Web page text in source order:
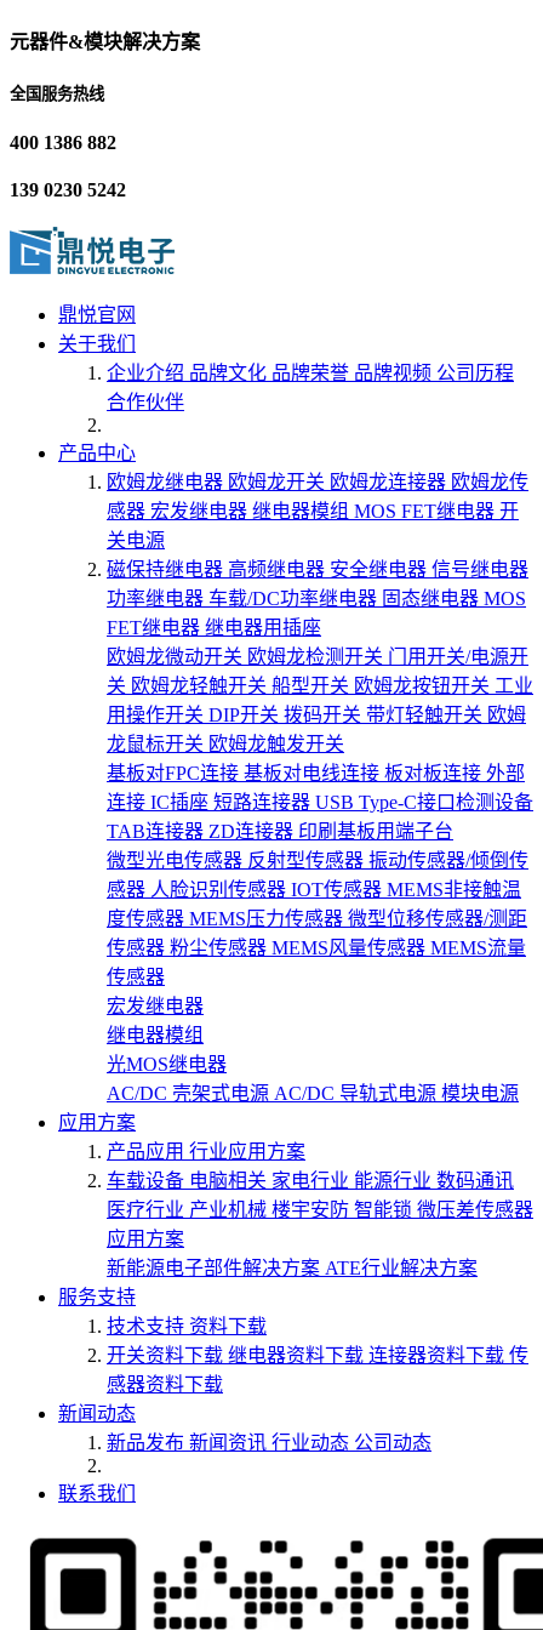
元器件&模块解决方案
全国服务热线
400 1386 882
139 0230 5242
鼎悦官网
关于我们
企业介绍 品牌文化 品牌荣誉 品牌视频 公司历程
合作伙伴
产品中心
欧姆龙继电器 欧姆龙开关 欧姆龙连接器 欧姆龙传
感器 宏发继电器 继电器模组 MOS FET继电器 开
关电源
磁保持继电器 高频继电器 安全继电器 信号继电器
功率继电器 车载/DC功率继电器 固态继电器 MOS
FET继电器 继电器用插座
欧姆龙微动开关 欧姆龙检测开关 门用开关/电源开
关 欧姆龙轻触开关 船型开关 欧姆龙按钮开关 工业
用操作开关 DIP开关 拨码开关 带灯轻触开关 欧姆
龙鼠标开关 欧姆龙触发开关
基板对FPC连接 基板对电线连接 板对板连接 外部
连接 IC插座 短路连接器 USB Type-C接口检测设备
TAB连接器 ZD连接器 印刷基板用端子台
微型光电传感器 反射型传感器 振动传感器/倾倒传
感器 人脸识别传感器 IOT传感器 MEMS非接触温
度传感器 MEMS压力传感器 微型位移传感器/测距
传感器 粉尘传感器 MEMS风量传感器 MEMS流量
传感器
宏发继电器
继电器模组
光MOS继电器
AC/DC 壳架式电源 AC/DC 导轨式电源 模块电源
应用方案
产品应用 行业应用方案
车载设备 电脑相关 家电行业 能源行业 数码通讯
医疗行业 产业机械 楼宇安防 智能锁 微压差传感器
应用方案
新能源电子部件解决方案 ATE行业解决方案
服务支持
技术支持 资料下载
开关资料下载 继电器资料下载 连接器资料下载 传
感器资料下载
新闻动态
新品发布 新闻资讯 行业动态 公司动态
联系我们